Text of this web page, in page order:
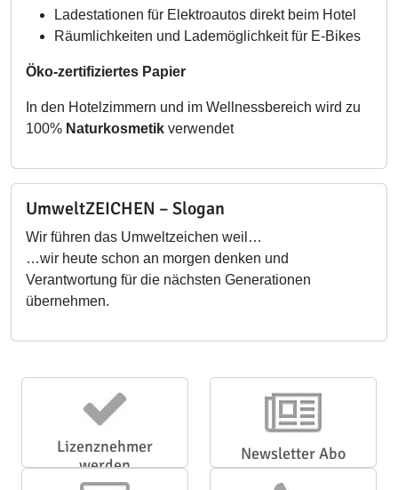
Ladestationen für Elektroautos direkt beim Hotel
Räumlichkeiten und Lademöglichkeit für E-Bikes
Öko-zertifiziertes Papier
In den Hotelzimmern und im Wellnessbereich wird zu
100% Naturkosmetik verwendet
UmweltZEICHEN – Slogan
Wir führen das Umweltzeichen weil…
…wir heute schon an morgen denken und
Verantwortung für die nächsten Generationen
übernehmen.
Lizenznehmer
werden
Newsletter Abo